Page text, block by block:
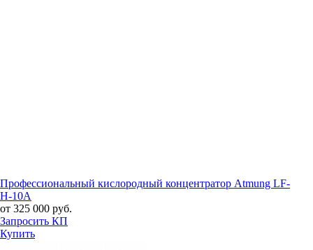
Профессиональный кислородный концентратор Atmung LF-
H-10A
от 325 000 руб.
Запросить КП
Купить